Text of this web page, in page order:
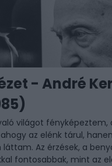
- André
világot fényképeztem,
az elénk tárul,
Az érzések, a
fontosabbak, mint az